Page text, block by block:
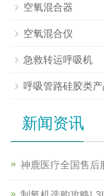
空氧混合器
空氧混合仪
急救转运呼吸机
呼吸管路硅胶类产
新闻资讯
神鹿医疗全国售